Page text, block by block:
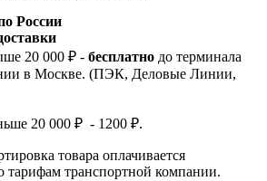
России
20 000 ₽ - бесплатно до терминала
в Москве. (ПЭК, Деловые Линии,
20 000 ₽ - 1200 ₽.
товара оплачивается
тарифам транспортной компании.